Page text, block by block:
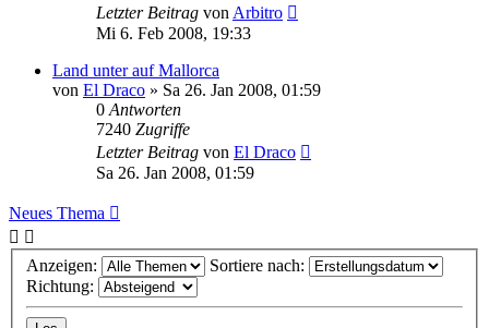
Letzter Beitrag von Arbitro
Mi 6. Feb 2008, 19:33
Land unter auf Mallorca
von El Draco » Sa 26. Jan 2008, 01:59
0 Antworten
7240 Zugriffe
Letzter Beitrag von El Draco
Sa 26. Jan 2008, 01:59
Neues Thema
Anzeigen:
Sortiere nach:
Richtung: